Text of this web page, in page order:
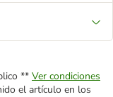
** Ver condiciones
el artículo en los